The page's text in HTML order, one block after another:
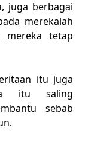
juga berbagai
merekalah
mereka tetap
itu juga
itu saling
sebab